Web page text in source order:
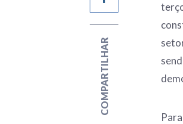
COMPARTILHAR